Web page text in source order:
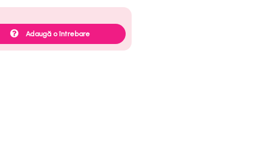
Adaugă o întrebare